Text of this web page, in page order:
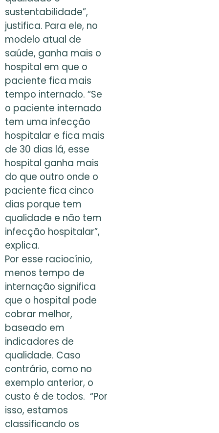
sustentabilidade”,
justifica. Para ele, no
modelo atual de
saúde, ganha mais o
hospital em que o
paciente fica mais
tempo internado. “Se
o paciente internado
tem uma infecção
hospitalar e fica mais
de 30 dias lá, esse
hospital ganha mais
do que outro onde o
paciente fica cinco
dias porque tem
qualidade e não tem
infecção hospitalar”,
explica.
Por esse raciocínio,
menos tempo de
internação significa
que o hospital pode
cobrar melhor,
baseado em
indicadores de
qualidade. Caso
contrário, como no
exemplo anterior, o
custo é de todos. “Por
isso, estamos
classificando os